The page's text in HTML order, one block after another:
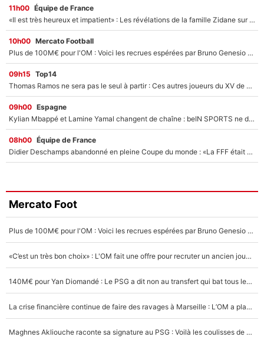
11h00 Équipe de France
«Il est très heureux et impatient» : Les révélations de la famille Zidane sur sa prise de pouvoir en équipe de France !
10h00 Mercato Football
Plus de 100M€ pour l'OM : Voici les recrues espérées par Bruno Genesio et Grégory Lorenzi après l’opération dégraissage
09h15 Top14
Thomas Ramos ne sera pas le seul à partir : Ces autres joueurs du XV de France pourraient aussi quitter le Stade Toulousain, un club de Top 14 est déjà sur les rangs
09h00 Espagne
Kylian Mbappé et Lamine Yamal changent de chaîne : beIN SPORTS ne digère pas cette décision historique et prédit un fiasco pour la Liga
08h00 Équipe de France
Didier Deschamps abandonné en pleine Coupe du monde : «La FFF était déjà passée à Zinedine Zidane»
Mercato Foot
Plus de 100M€ pour l'OM : Voici les recrues espérées par Bruno Genesio et Grégory Lorenzi après l’opération dégraissage
«C’est un très bon choix» : L'OM fait une offre pour recruter un ancien joueur du PSG... et c'est validé dans l'After Foot !
140M€ pour Yan Diomandé : Le PSG a dit non au transfert qui bat tous les records sur le mercato
La crise financière continue de faire des ravages à Marseille : L’OM a placé 12 joueurs sur le marché des transferts… et ça pourrait lui rapporter près de 100M€ !
Maghnes Akliouche raconte sa signature au PSG : Voilà les coulisses de son transfert de rêve à 50M€